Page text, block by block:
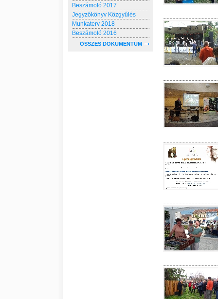
Beszámoló 2017
Jegyzőkönyv Közgyűlés
Munkaterv 2018
Beszámoló 2016
ÖSSZES DOKUMENTUM